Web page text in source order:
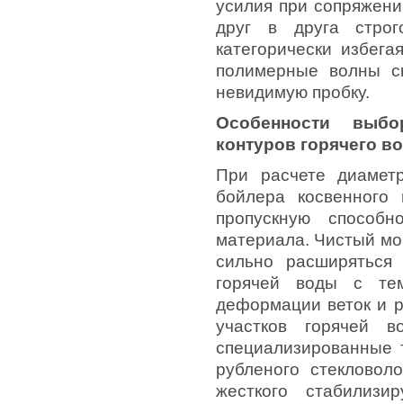
усилия при
друг в друга
категорически
полимерные волны
невидимую пробку.
Особенности
контуров горячего
При расчете
бойлера
пропускную
материала. Чистый
сильно
горячей воды с
деформации веток и
участков горячей
рубленого
жесткого